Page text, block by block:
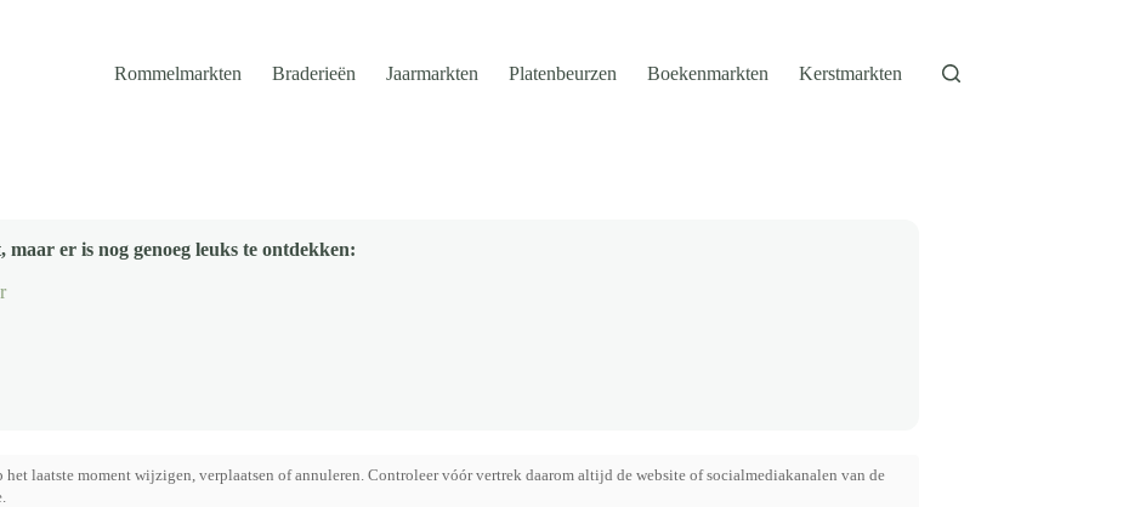
Rommelmarkten Braderieën Jaarmarkten Platenbeurzen Boekenmarkten Kerstmarkten
maar er is nog genoeg leuks te ontdekken:
laatste moment wijzigen, verplaatsen of annuleren. Controleer vóór vertrek daarom altijd de website of socialmediakanalen van de